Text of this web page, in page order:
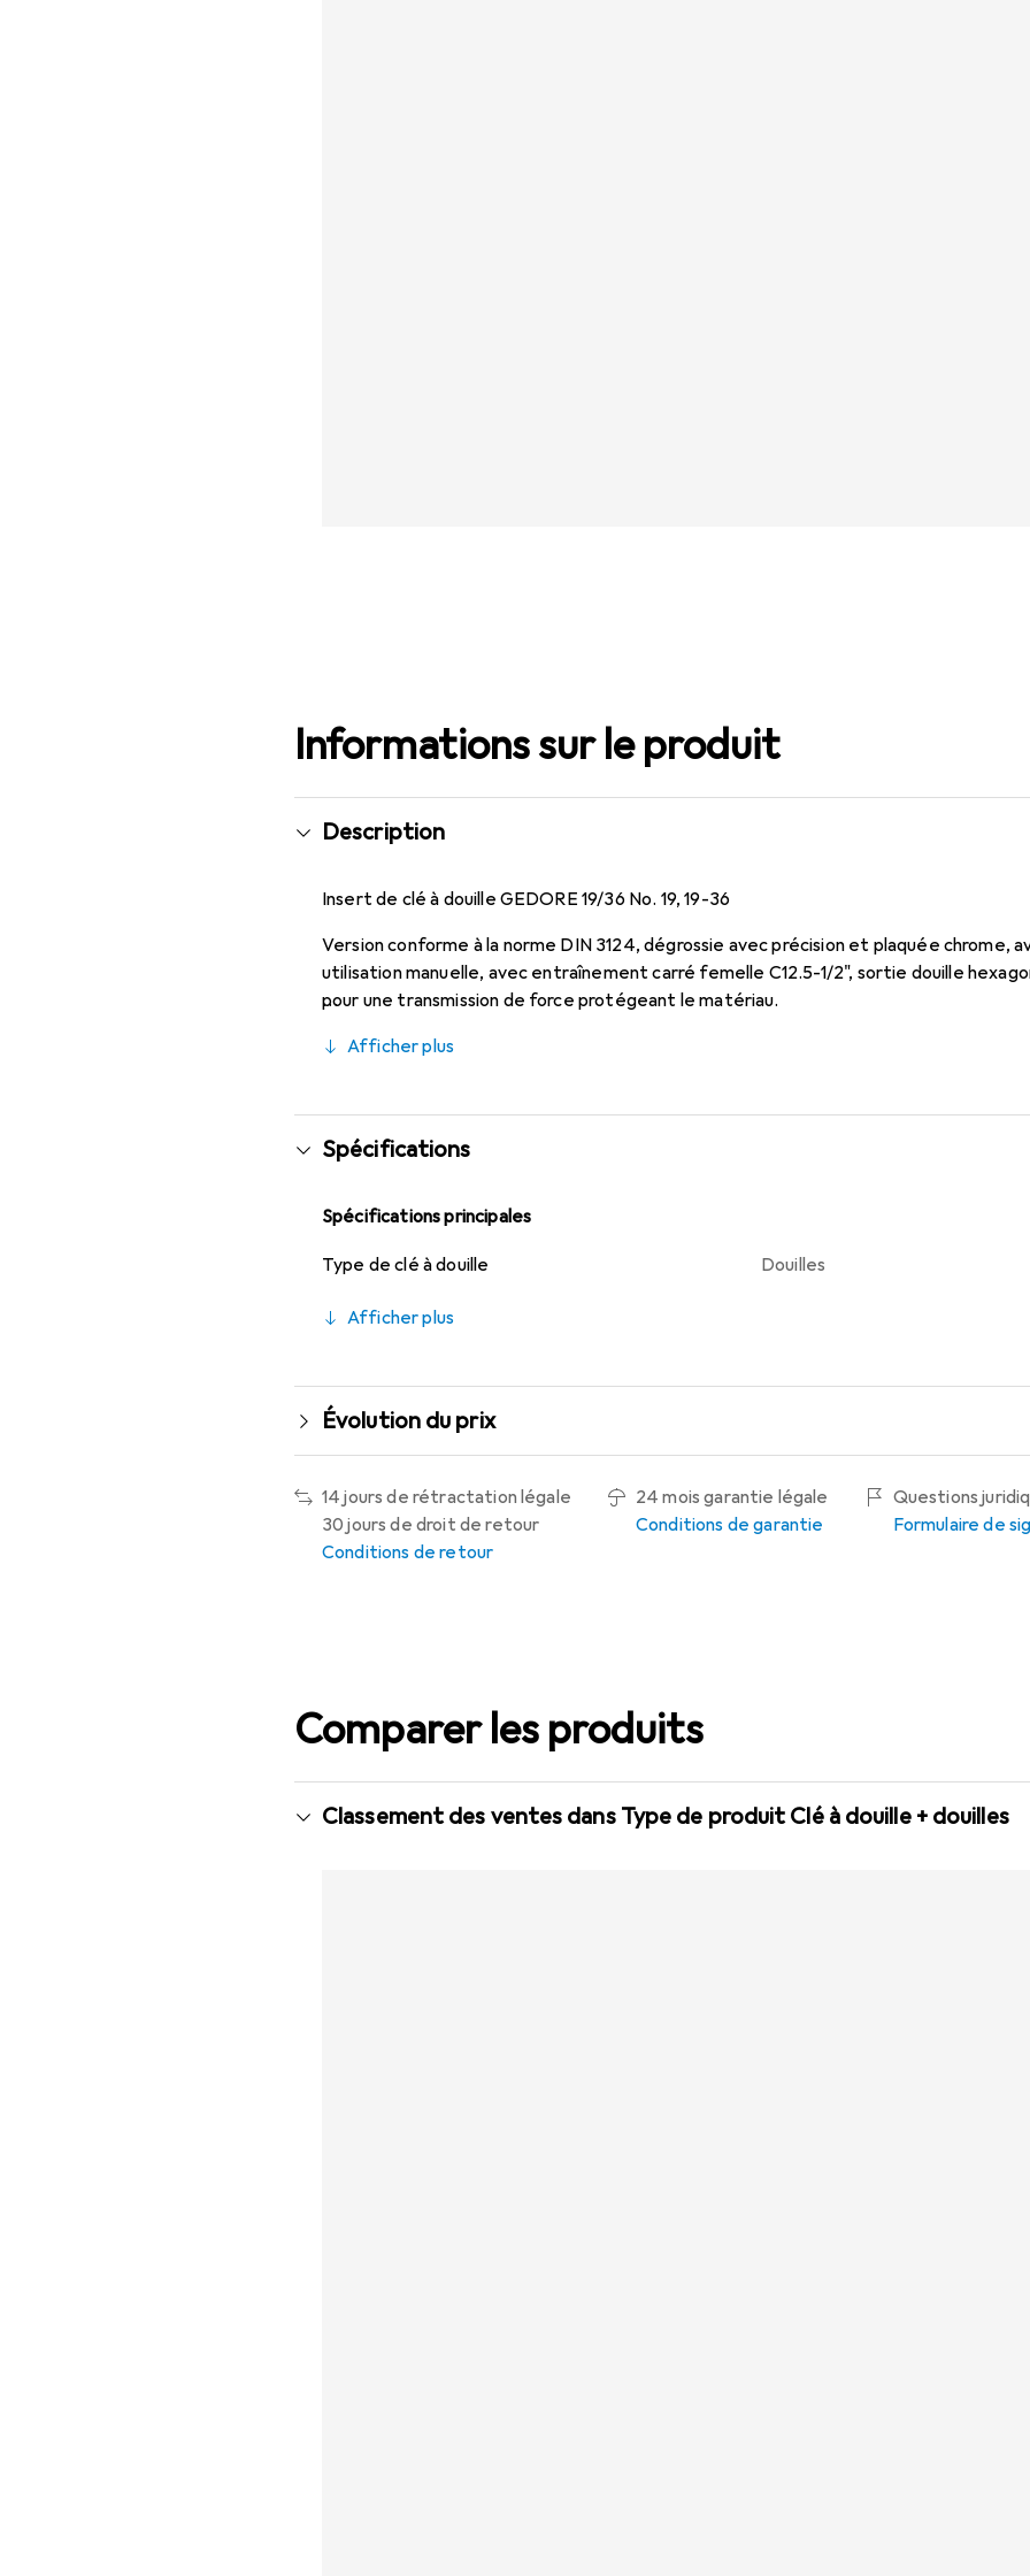
Informations sur le produit
Description
Insert de clé à douille GEDORE 19/36 No. 19, 19-36
Version conforme à la norme DIN 3124, dégrossie avec précision et plaquée chrome,
utilisation manuelle, avec entraînement carré femelle C12.5-1/2", sortie douille
pour une transmission de force protégeant le matériau.
Afficher plus
Spécifications
Spécifications principales
Type de clé à douille Douilles
Afficher plus
Évolution du prix
14 jours de rétractation légale
30 jours de droit de retour
Conditions de retour
24 mois garantie légale
Conditions de garantie
Questions
Formulaire de
Comparer les produits
Classement des ventes dans Type de produit Clé à douille + douilles